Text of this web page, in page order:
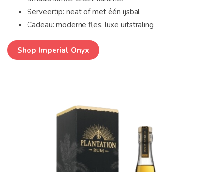
Serveertip: neat of met één ijsbal
Cadeau: moderne fles, luxe uitstraling
Shop Imperial Onyx